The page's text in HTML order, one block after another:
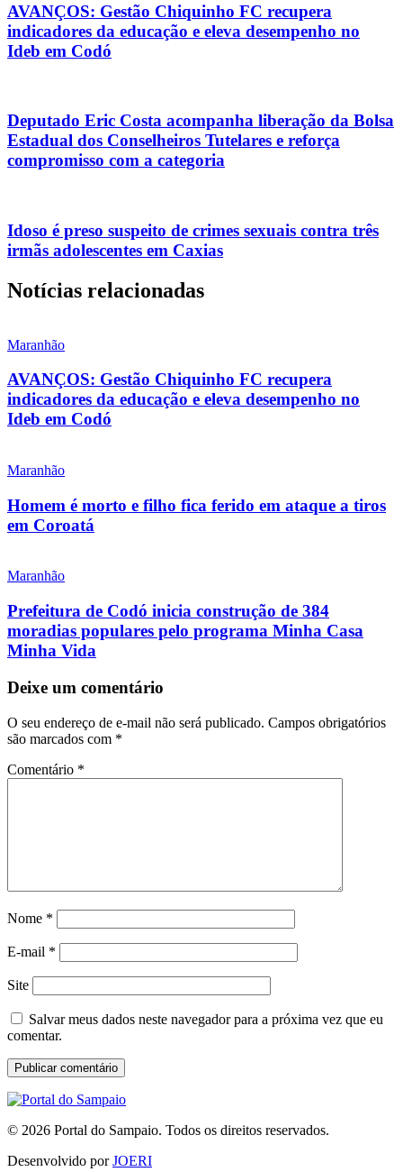
AVANÇOS: Gestão Chiquinho FC recupera
indicadores da educação e eleva desempenho no
Ideb em Codó
Deputado Eric Costa acompanha liberação da Bolsa
Estadual dos Conselheiros Tutelares e reforça
compromisso com a categoria
Idoso é preso suspeito de crimes sexuais contra três
irmãs adolescentes em Caxias
Notícias relacionadas
Maranhão
AVANÇOS: Gestão Chiquinho FC recupera
indicadores da educação e eleva desempenho no
Ideb em Codó
Maranhão
Homem é morto e filho fica ferido em ataque a tiros
em Coroatá
Maranhão
Prefeitura de Codó inicia construção de 384
moradias populares pelo programa Minha Casa
Minha Vida
Deixe um comentário
O seu endereço de e-mail não será publicado. Campos obrigatórios
são marcados com *
Comentário *
Nome *
E-mail *
Site
Salvar meus dados neste navegador para a próxima vez que eu
comentar.
© 2026 Portal do Sampaio. Todos os direitos reservados.
Desenvolvido porJOERI